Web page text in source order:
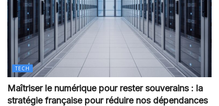
TECH
Maîtriser le numérique pour rester souverains : la
stratégie française pour réduire nos dépendances